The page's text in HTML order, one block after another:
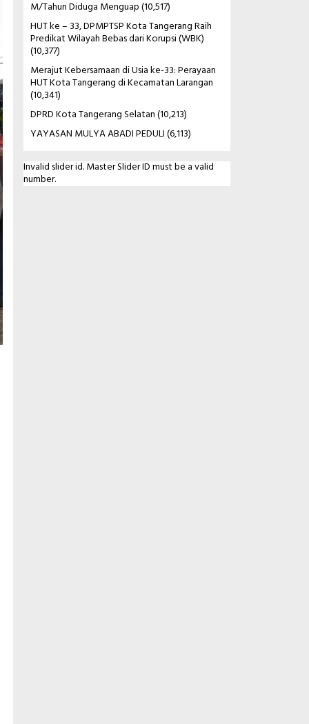
M/Tahun Diduga Menguap(10,517)
HUT ke – 33, DPMPTSP Kota Tangerang Raih
Predikat Wilayah Bebas dari Korupsi (WBK)
(10,377)
Merajut Kebersamaan di Usia ke-33: Perayaan
HUT Kota Tangerang di Kecamatan Larangan
(10,341)
DPRD Kota Tangerang Selatan(10,213)
YAYASAN MULYA ABADI PEDULI(6,113)
Invalid slider id. Master Slider ID must be a valid
number.